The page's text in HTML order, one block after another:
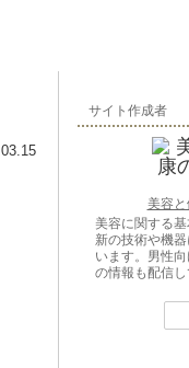
サイト作成者
美容
美容に関する
新の技術や機
います。男性
の情報も配信し